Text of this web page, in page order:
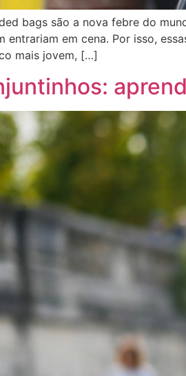
bags são a nova febre do
entrariam em cena. Por isso,
mais jovem, […]